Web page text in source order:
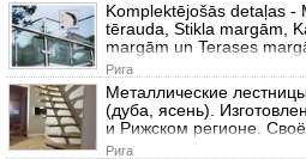
Komplektējošās detaļas -
tērauda, Stikla margām,
margām un Terases
Рига
Металлические
(дуба, ясень).
и Рижском регионе.
Рига